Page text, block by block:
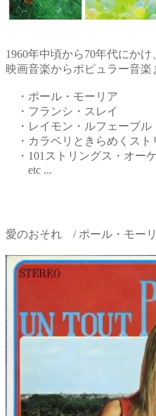
1960年中頃から70年代にか
映画音楽からポピュラー音楽
・ポール・モーリア
・フランシ・スレイ
・レイモン・ルフェーブル
・カラベリときらめくスト
・101ストリングス・オー
etc ...
愛のおそれ / ポール・モー